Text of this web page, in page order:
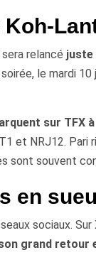
relancé juste
le mardi 10
sur TFX
et NRJ12. Pari
sont souvent
en
sociaux.
grand retour